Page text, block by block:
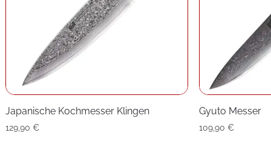
Japanische Kochmesser Klingen
129,90 €
Gyuto Messer
109,90 €